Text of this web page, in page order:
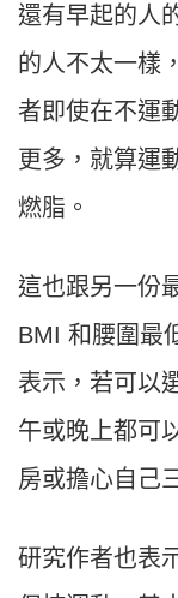
還有早起的人
的人不太一樣
者即使在不運
更多，就算運
燃脂。
這也跟另一份
BMI 和腰圍最
表示，若可以
午或晚上都可
房或擔心自己
研究作者也表